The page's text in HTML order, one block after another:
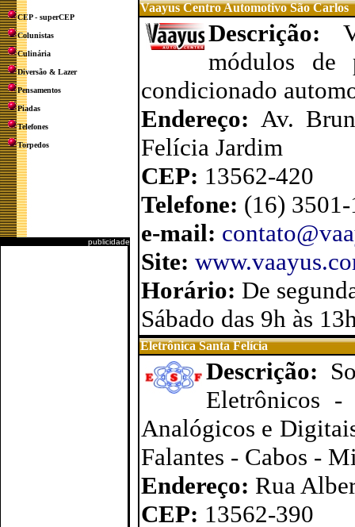
CEP - superCEP
Colunistas
Culinária
Diversão & Lazer
Pensamentos
Piadas
Telefones
Torpedos
publicidade
Vaayus Centro Automotivo São Carlos
Descrição:
módulos de
condicionado
Endereço: Av.
Felícia Jardim
CEP: 13562-420
Telefone: (16)
e-mail:
Site:
Horário: De
Sábado das 9h às
Eletrônica Santa Felícia
Descrição:
Eletrônicos -
Analógicos e
Falantes - Cabos -
Endereço: Rua
CEP: 13562-390